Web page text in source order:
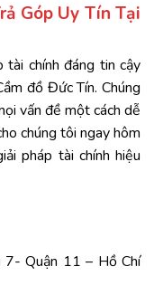
Góp Uy Tín Tại
chính đáng tin cậy
đồ Đức Tín. Chúng
vấn đề một cách dễ
chúng tôi ngay hôm
pháp tài chính hiệu
Quận 11 – Hồ Chí